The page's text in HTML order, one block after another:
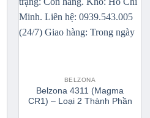
BELZONA
Belzona 4311 (Magma
CR1) – Loại 2 Thành Phần